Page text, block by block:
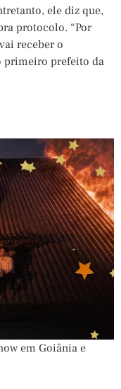
ele diz que,
protocolo. “Por
receber o
primeiro prefeito da
em Goiânia e